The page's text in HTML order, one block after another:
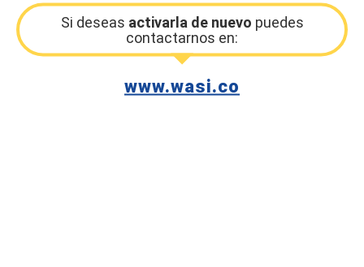
Si deseas activarla de nuevo puedes
contactarnos en:
www.wasi.co